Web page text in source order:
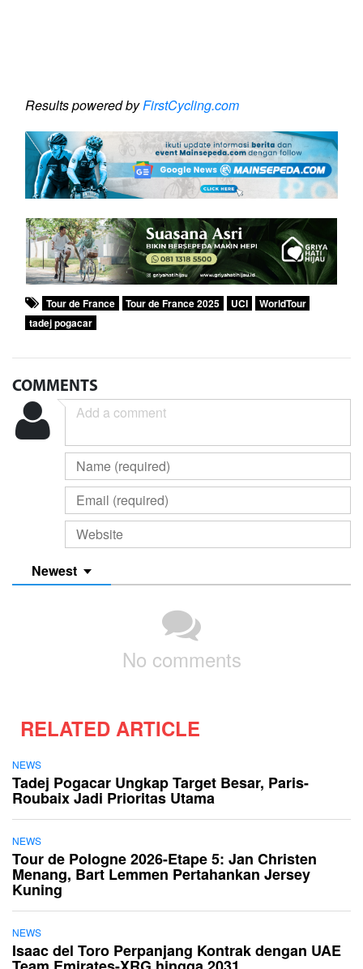
Results powered byFirstCycling.com
Tour de France Tour de France 2025 UCI
WorldTour
tadej pogacar
COMMENTS
Newest
No comments
RELATED ARTICLE
NEWS
Tadej Pogacar Ungkap Target Besar, Paris-
Roubaix Jadi Prioritas Utama
NEWS
Tour de Pologne 2026-Etape 5: Jan Christen
Menang, Bart Lemmen Pertahankan Jersey
Kuning
NEWS
Isaac del Toro Perpanjang Kontrak dengan UAE